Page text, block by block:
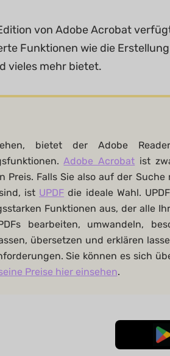
von Adobe Acrobat
Funktionen wie die
vieles mehr bietet.
bietet der Adobe
Adobe Acrobat ist
Preis. Falls Sie also auf der
ist UPDF die ideale Wahl.
Funktionen aus, der alle
bearbeiten, umwandeln,
übersetzen und erklären
Sie können es sich
Preise hier einsehen.